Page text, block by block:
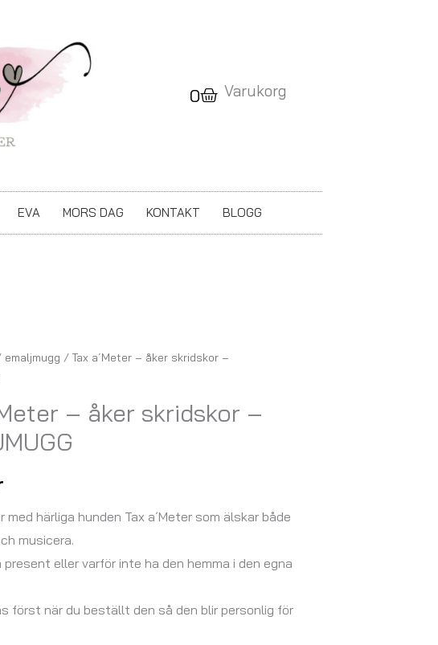
0
Varukorg
Varukorg
EVA MORS DAG KONTAKT BLOGG
emaljmugg / Tax a´Meter – åker skridskor –
– åker skridskor –
med härliga hunden Tax a´Meter som älskar både
musicera.
eller varför inte ha den hemma i den egna
först när du beställt den så den blir personlig för